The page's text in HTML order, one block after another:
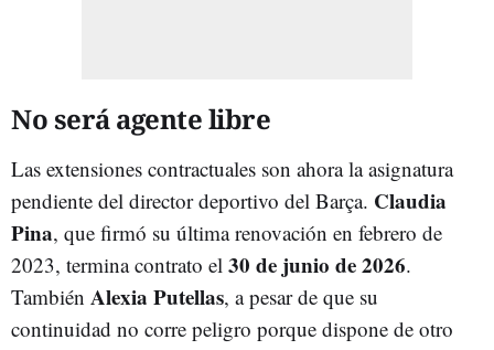
No será agente libre
Las extensiones contractuales son ahora la asignatura
pendiente del director deportivo del Barça. Claudia
Pina, que firmó su última renovación en febrero de
2023, termina contrato el 30 de junio de 2026.
También Alexia Putellas, a pesar de que su
continuidad no corre peligro porque dispone de otro